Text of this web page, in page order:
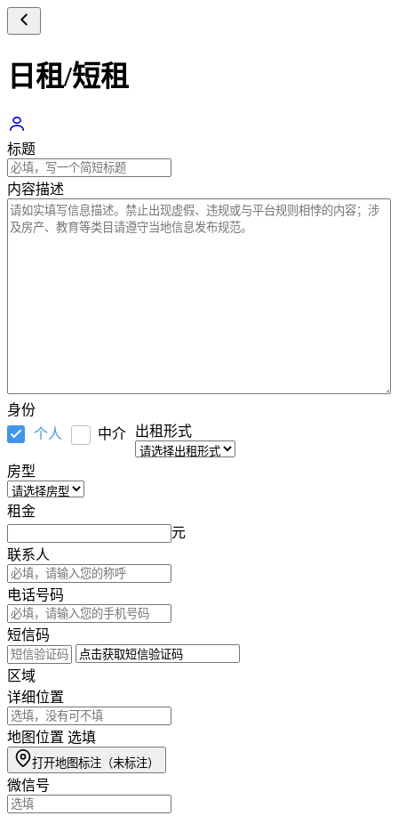
日租/短租
标题
内容描述
身份
个人
中介 出租形式
房型
租金
元
联系人
电话号码
短信码
区域
详细位置
地图位置 选填
打开地图标注 （未标注）
微信号